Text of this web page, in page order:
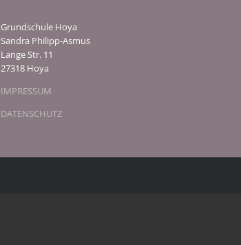
Grundschule Hoya
Sandra Philipp-Asmus
Lange Str. 11
27318 Hoya
IMPRESSUM
DATENSCHUTZ